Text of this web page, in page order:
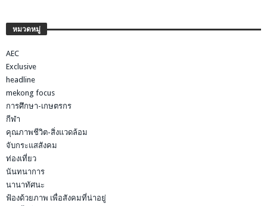
หมวดหมู่
AEC
Exclusive
headline
mekong focus
การศึกษา-เกษตรกร
กีฬา
คุณภาพชีวิต-สิ่งแวดล้อม
จับกระแสสังคม
ท่องเที่ยว
นันทนาการ
นานาทัศนะ
ฟ้องด้วยภาพ เพื่อสังคมที่น่าอยู่